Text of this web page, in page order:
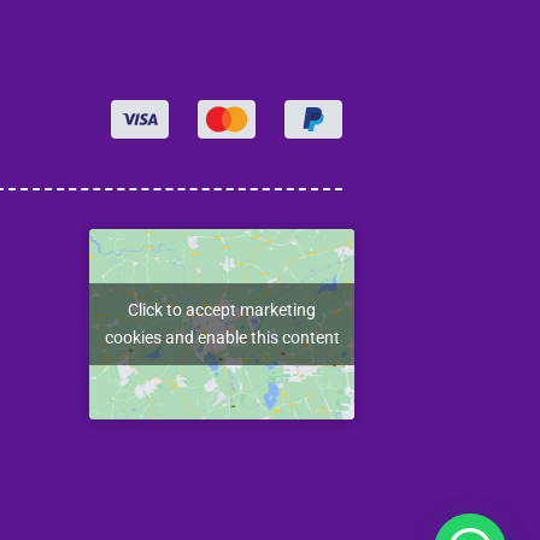
Click to accept marketing
cookies and enable this content